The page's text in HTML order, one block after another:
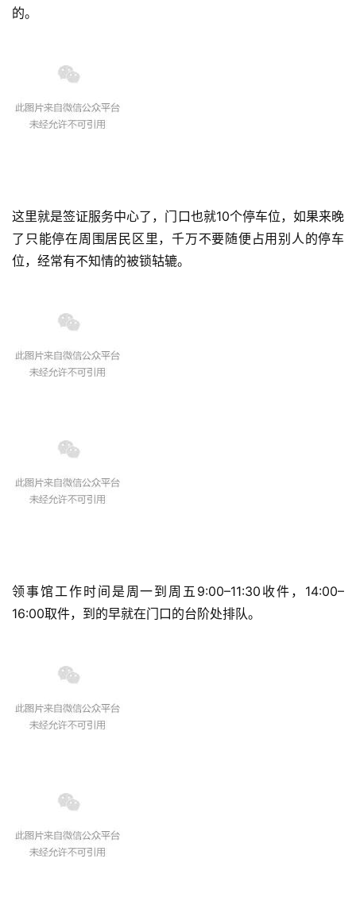
的。
这里就是签证服务中心了，门口也就10个停车位，如果来晚
了只能停在周围居民区里，千万不要随便占用别人的停车
位，经常有不知情的被锁轱辘。
领事馆工作时间是周一到周五9:00–11:30收件，14:00–
16:00取件，到的早就在门口的台阶处排队。